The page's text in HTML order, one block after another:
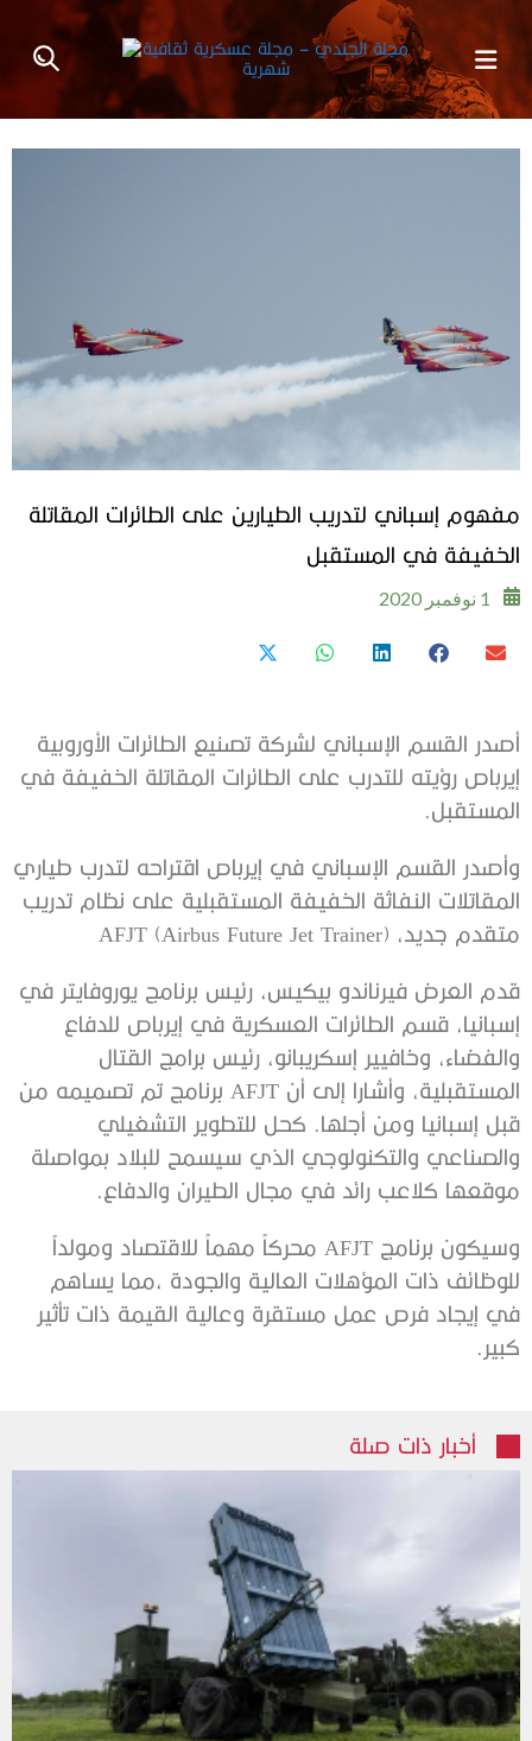
مفهوم إسباني لتدريب الطيارين على الطائرات المقاتلة
الخفيفة في المستقبل
1 نوفمبر 2020
أصدر القسم الإسباني لشركة تصنيع الطائرات الأوروبية
إيرباص رؤيته للتدرب على الطائرات المقاتلة الخفيفة في
المستقبل.
وأصدر القسم الإسباني في إيرباص اقتراحه لتدرب طياري
المقاتلات النفاثة الخفيفة المستقبلية على نظام تدريب
متقدم جديد، AFJT (Airbus Future Jet Trainer)
قدم العرض فيرناندو بيكيس، رئيس برنامج يوروفايتر في
إسبانيا، قسم الطائرات العسكرية في إيرباص للدفاع
والفضاء، وخافيير إسكريبانو، رئيس برامج القتال
المستقبلية، وأشارا إلى أن AFJT برنامج تم تصميمه من
قبل إسبانيا ومن أجلها. كحل للتطوير التشغيلي
والصناعي والتكنولوجي الذي سيسمح للبلاد بمواصلة
موقعها كلاعب رائد في مجال الطيران والدفاع.
وسيكون برنامج AFJT محركاً مهماً للاقتصاد ومولداً
للوظائف ذات المؤهلات العالية والجودة ،مما يساهم
في إيجاد فرص عمل مستقرة وعالية القيمة ذات تأثير
كبير.
أخبار ذات صلة